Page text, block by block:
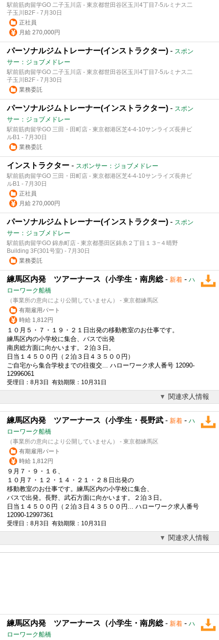
駅前筋肉留学GO 二子玉川店 - 東京都世田谷区玉川4丁目7-5ルミナス二
子玉川B2F - 7月30日
正社員
月給 270,000円
パーソナルジムトレーナー(インストラクター) - スポン
サー：ジョブメドレー
駅前筋肉留学GO 二子玉川店 - 東京都世田谷区玉川4丁目7-5ルミナス二
子玉川B2F - 7月30日
業務委託
パーソナルジムトレーナー(インストラクター) - スポン
サー：ジョブメドレー
駅前筋肉留学GO 三田・田町店 - 東京都港区芝4-4-10サンライズ長井ビ
ルB1 - 7月30日
業務委託
インストラクター - スポンサー：ジョブメドレー
駅前筋肉留学GO 三田・田町店 - 東京都港区芝4-4-10サンライズ長井ビ
ルB1 - 7月30日
正社員
月給 270,000円
パーソナルジムトレーナー(インストラクター) - スポン
サー：ジョブメドレー
駅前筋肉留学GO 錦糸町店 - 東京都墨田区錦糸２丁目１３−４晴野
Building 3F(301号室) - 7月30日
業務委託
練馬区内発 ツアーナース（小学生・南房総- 新着 - ハ
ローワーク船橋
（事業所の意向により公開していません） - 東京都練馬区
有期雇用パート
時給 1,812円
１０月５・７・１９・２１日出発の移動教室のお仕事です。
練馬区内の小学校に集合、バスで出発
南房総方面に向かいます。２泊３日。
日当１４５００円（２泊３日４３５００円）
ご自宅から集合学校までの往復交... ハローワーク求人番号 12090-
12996061
受理日：8月3日 有効期限：10月31日
関連求人情報
練馬区内発 ツアーナース（小学生・長野武 - 新着 - ハ
ローワーク船橋
（事業所の意向により公開していません） - 東京都練馬区
有期雇用パート
時給 1,812円
９月７・９・１６、
１０月７・１２・１４・２１・２８日出発の
移動教室のお仕事です。練馬区内の小学校に集合、
バスで出発。長野、武石方面に向かいます。２泊３日。
日当１４５００円（２泊３日４３５００円... ハローワーク求人番号
12090-12997361
受理日：8月3日 有効期限：10月31日
関連求人情報
練馬区内発 ツアーナース（小学生・南房総- 新着 - ハ
ローワーク船橋